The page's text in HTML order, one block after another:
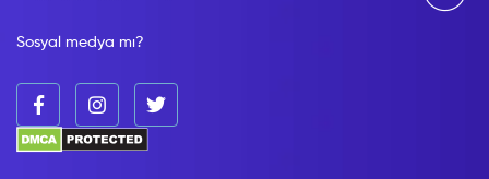
Sosyal medya mı?